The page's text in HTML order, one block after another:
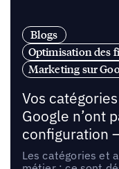
Blogs
Optimisation des
Marketing sur
Vos
Google n’ont
configuration
Les catégories et